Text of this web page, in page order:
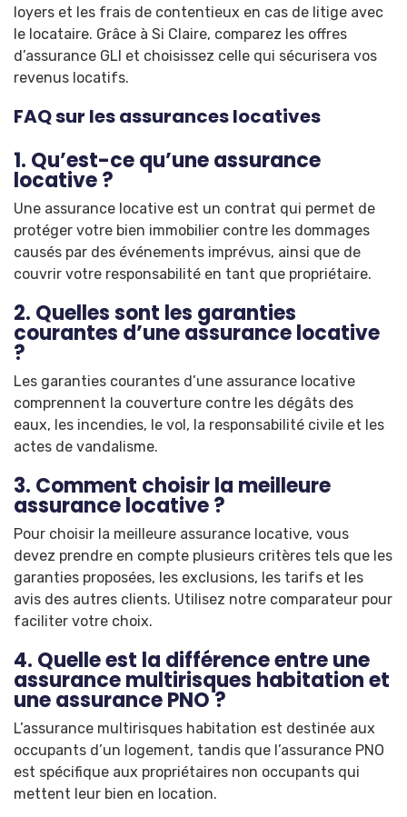
loyers et les frais de contentieux en cas de litige avec
le locataire. Grâce à Si Claire, comparez les offres
d’assurance GLI et choisissez celle qui sécurisera vos
revenus locatifs.
FAQ sur les assurances locatives
1. Qu’est-ce qu’une assurance
locative ?
Une assurance locative est un contrat qui permet de
protéger votre bien immobilier contre les dommages
causés par des événements imprévus, ainsi que de
couvrir votre responsabilité en tant que propriétaire.
2. Quelles sont les garanties
courantes d’une assurance locative
?
Les garanties courantes d’une assurance locative
comprennent la couverture contre les dégâts des
eaux, les incendies, le vol, la responsabilité civile et les
actes de vandalisme.
3. Comment choisir la meilleure
assurance locative ?
Pour choisir la meilleure assurance locative, vous
devez prendre en compte plusieurs critères tels que les
garanties proposées, les exclusions, les tarifs et les
avis des autres clients. Utilisez notre comparateur pour
faciliter votre choix.
4. Quelle est la différence entre une
assurance multirisques habitation et
une assurance PNO ?
L’assurance multirisques habitation est destinée aux
occupants d’un logement, tandis que l’assurance PNO
est spécifique aux propriétaires non occupants qui
mettent leur bien en location.